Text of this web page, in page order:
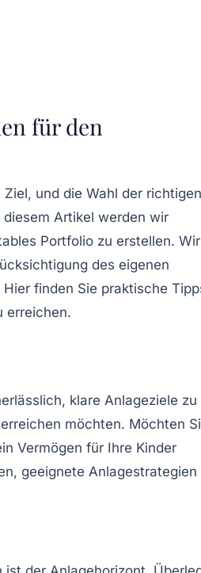
für den
und die Wahl der richtigen
Artikel werden wir
Portfolio zu erstellen. Wir
des eigenen
finden Sie praktische
erreichen.
klare Anlageziele zu
möchten. Möchten
Vermögen für Ihre Kinder
geeignete Anlagestrategien